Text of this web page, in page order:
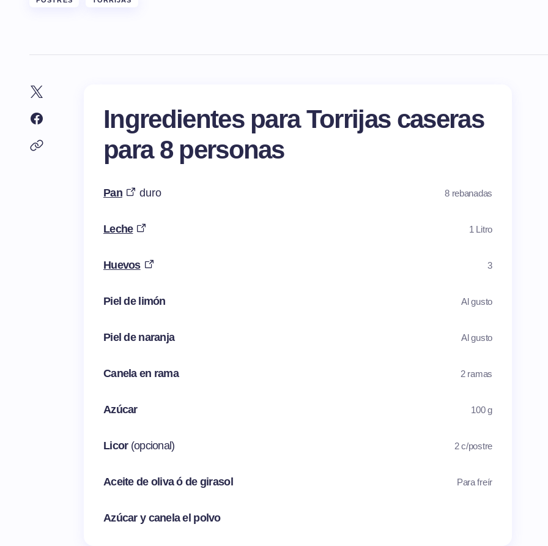
Ingredientes para Torrijas caseras
para 8 personas
Pan duro 8 rebanadas
Leche 1 Litro
Huevos 3
Piel de limón Al gusto
Piel de naranja Al gusto
Canela en rama 2 ramas
Azúcar 100 g
Licor (opcional) 2 c/postre
Aceite de oliva ó de girasol Para freír
Azúcar y canela el polvo